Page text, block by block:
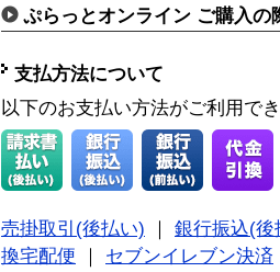
ぷらっとオンライン ご購入の
支払方法について
以下のお支払い方法がご利用で
売掛取引(後払い)
銀行振込(後
換宅配便
セブンイレブン決済